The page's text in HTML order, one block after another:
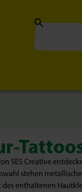
SES Creative
stehen
enthaltenen